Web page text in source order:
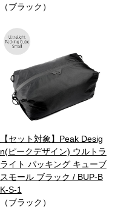
（ブラック）
【セット対象】Peak Desig
n(ピークデザイン) ウルトラ
ライト パッキング キューブ
スモール ブラック / BUP-B
K-S-1
（ブラック）